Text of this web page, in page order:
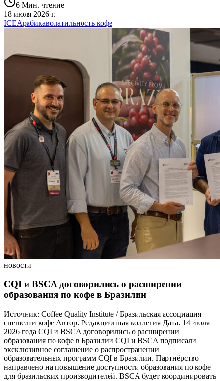
6 Мин. чтение
18 июля 2026 г.
ICEАрабикаволатильность кофе
новости
CQI и BSCA договорились о расширении
образования по кофе в Бразилии
Источник: Coffee Quality Institute / Бразильская ассоциация
спешелти кофе Автор: Редакционная коллегия Дата: 14 июля
2026 года CQI и BSCA договорились о расширении
образования по кофе в Бразилии CQI и BSCA подписали
эксклюзивное соглашение о распространении
образовательных программ CQI в Бразилии. Партнёрство
направлено на повышение доступности образования по кофе
для бразильских производителей. BSCA будет координировать